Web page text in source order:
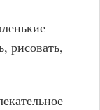
рисовать,